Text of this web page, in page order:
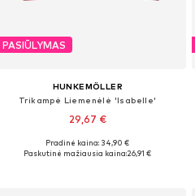
PASIŪLYMAS
HUNKEMÖLLER
Trikampė Liemenėlė 'Isabelle'
29,67 €
Yra daugybė dydžių
Pradinė kaina: 34,90 €
Paskutinė mažiausia kaina:26,91 €